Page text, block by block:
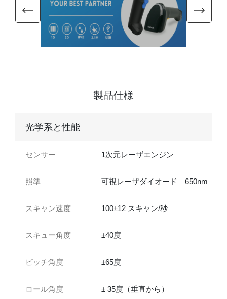
製品仕様
光学系と性能
センサー 1次元レーザエンジン
照準 可視レーザダイオード 650nm
スキャン速度 100±12 スキャン/秒
スキュー角度 ±40度
ピッチ角度 ±65度
ロール角度 ± 35度（垂直から）